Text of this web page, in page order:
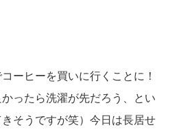
ーヒーを買いに行くことに！
かったら洗濯が先だろう、とい
そうですが笑）今日は長居せ